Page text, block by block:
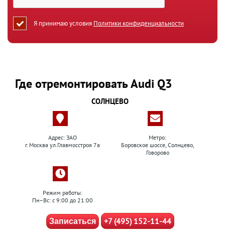
Я принимаю условия Политики конфиденциальности
Где отремонтировать Audi Q3
СОЛНЦЕВО
Адрес: ЗАО
г. Москва ул.Главмосстроя 7а
Метро:
Боровское шоссе, Солнцево,
Говорово
Режим работы:
Пн–Вс: с 9:00 до 21:00
Записаться +7 (495) 152-11-44